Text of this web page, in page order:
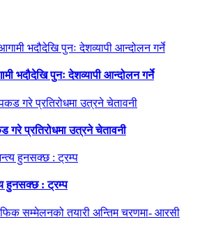
भदौदेखि पुनः देशव्यापी आन्दोलन गर्ने
गरे प्रतिरोधमा उत्रने चेतावनी
हुनसक्छ : ट्रम्प